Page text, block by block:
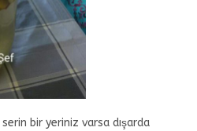
bir yeriniz varsa dışarda